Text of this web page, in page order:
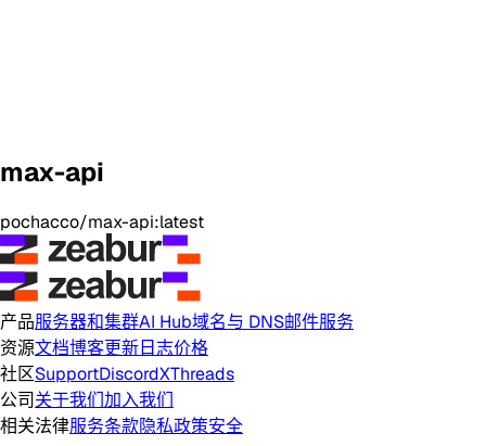
max-api
pochacco/max-api:latest
产品服务器和集群AI Hub域名与 DNS邮件服务
资源文档博客更新日志价格
社区SupportDiscordXThreads
公司关于我们加入我们
相关法律服务条款隐私政策安全